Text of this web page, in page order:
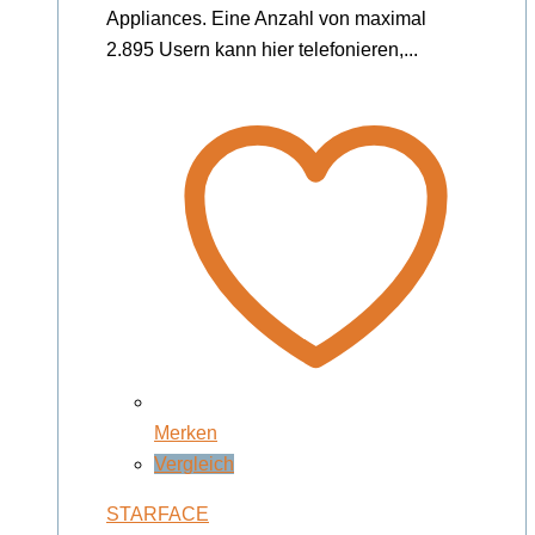
Appliances. Eine Anzahl von maximal
2.895 Usern kann hier telefonieren,...
Merken
Vergleich
STARFACE